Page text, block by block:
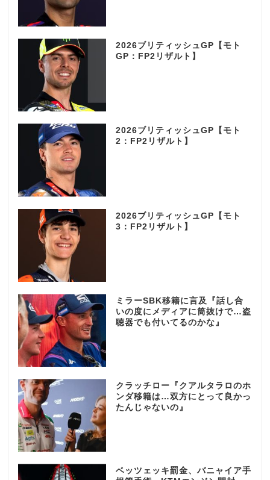
2026ブリティッシュGP【モト
GP：FP2リザルト】
2026ブリティッシュGP【モト
2：FP2リザルト】
2026ブリティッシュGP【モト
3：FP2リザルト】
ミラーSBK移籍に言及『話し合
いの度にメディアに筒抜けで…盗
聴器でも付いてるのかな』
クラッチロー『クアルタラロのホ
ンダ移籍は…双方にとって良かっ
たんじゃないの』
ベッツェッキ罰金、バニャイア手